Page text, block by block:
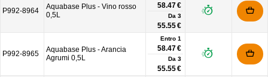
P992-8964
Aquabase Plus - Vino rosso
0,5L
58.47 €
Da 3
55.55 €
P992-8965
Aquabase Plus - Arancia
Agrumi 0,5L
Entro 1
58.47 €
Da 3
55.55 €